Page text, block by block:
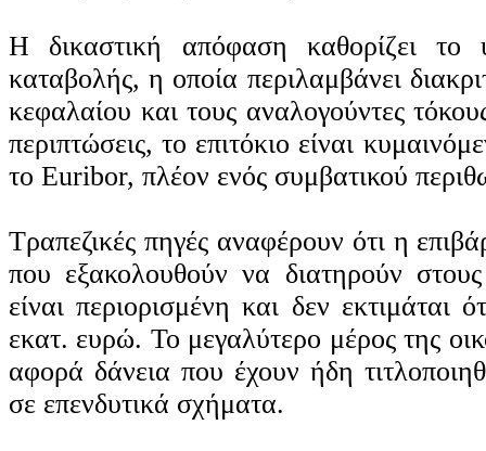
Η δικαστική απόφαση καθορίζει το
καταβολής, η οποία περιλαμβάνει
κεφαλαίου και τους αναλογούντες
περιπτώσεις, το επιτόκιο είναι
το Euribor, πλέον ενός συμβατικού
Τραπεζικές πηγές αναφέρουν ότι η
που εξακολουθούν να διατηρούν στους
είναι περιορισμένη και δεν εκτιμάται
εκατ. ευρώ. Το μεγαλύτερο μέρος της
αφορά δάνεια που έχουν ήδη
σε επενδυτικά σχήματα.